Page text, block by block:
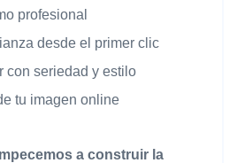
profesional
desde el primer clic
con seriedad y estilo
tu imagen online
a construir la